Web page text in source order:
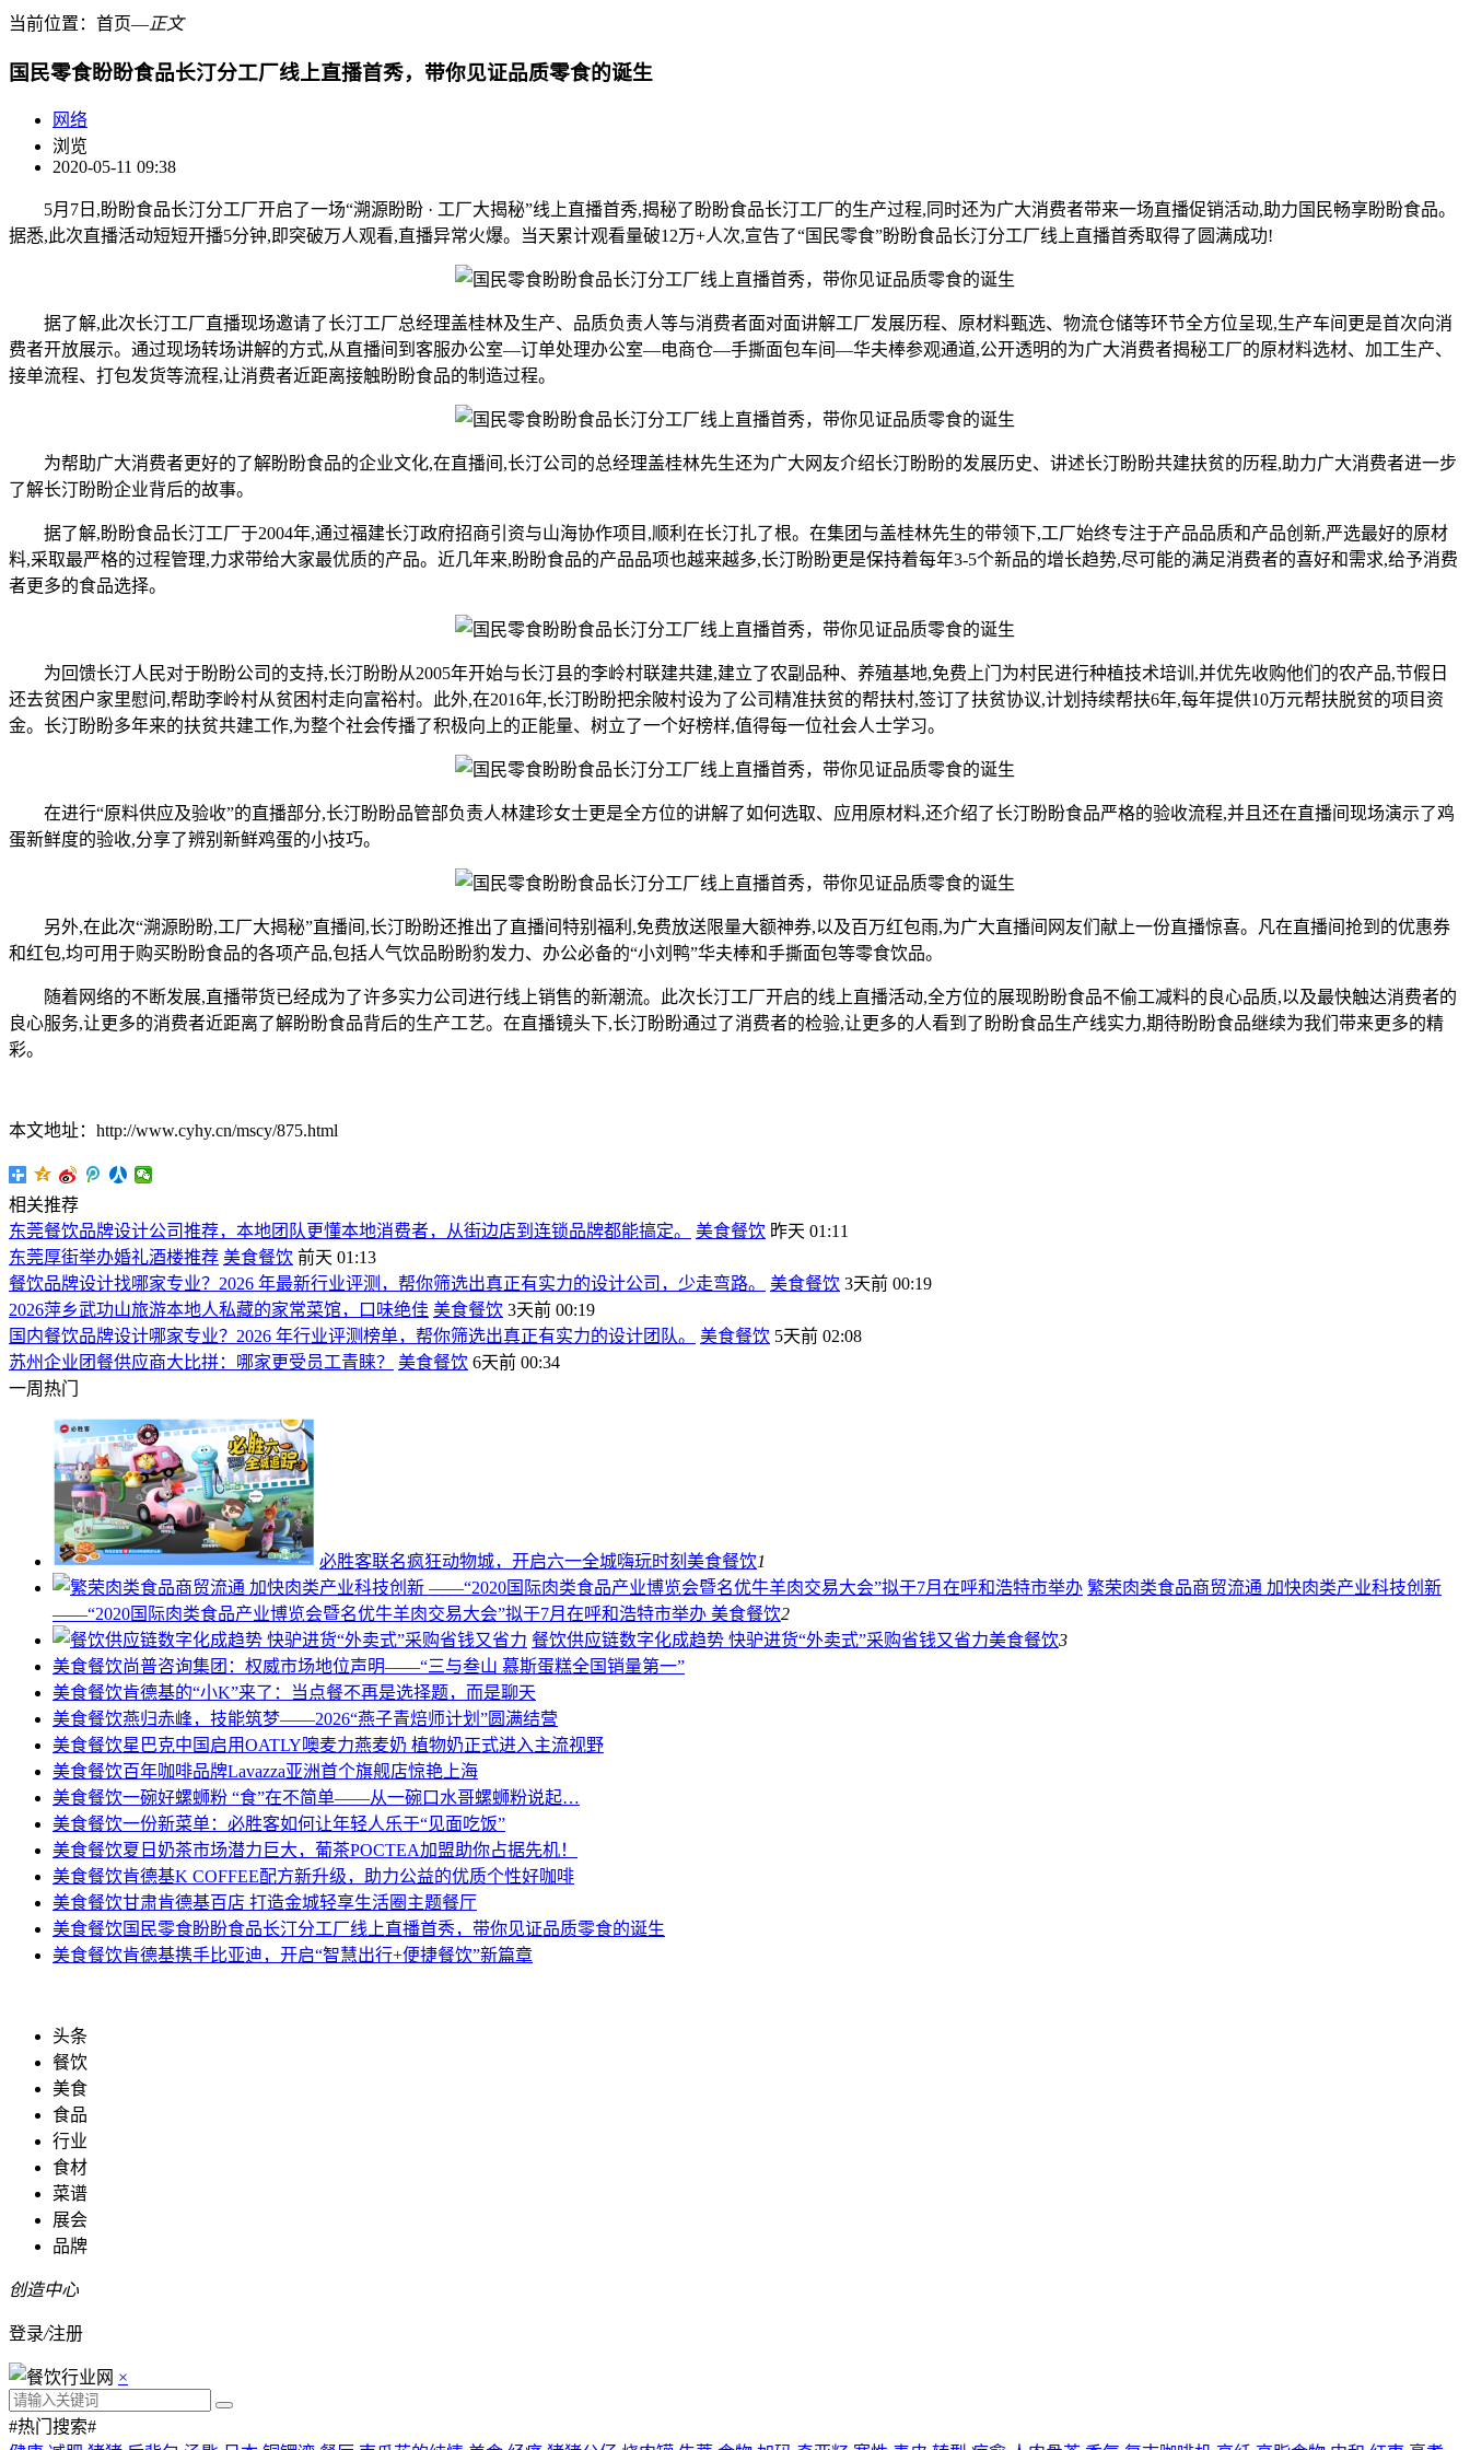
当前位置： 首页―正文
国民零食盼盼食品长汀分工厂线上直播首秀，带你见证品质零食的诞生
网络
浏览
2020-05-11 09:38
5月7日,盼盼食品长汀分工厂开启了一场“溯源盼盼 · 工厂大揭秘”线上直播首秀,揭秘了盼盼食品长汀工厂的生产过程,同时还为广大消费者带来一场直播促销活动,助力国民畅享盼盼食品。
据悉,此次直播活动短短开播5分钟,即突破万人观看,直播异常火爆。当天累计观看量破12万+人次,宣告了“国民零食”盼盼食品长汀分工厂线上直播首秀取得了圆满成功!
据了解,此次长汀工厂直播现场邀请了长汀工厂总经理盖桂林及生产、品质负责人等与消费者面对面讲解工厂发展历程、原材料甄选、物流仓储等环节全方位呈现,生产车间更是首次向消
费者开放展示。通过现场转场讲解的方式,从直播间到客服办公室—订单处理办公室—电商仓—手撕面包车间—华夫棒参观通道,公开透明的为广大消费者揭秘工厂的原材料选材、加工生产、
接单流程、打包发货等流程,让消费者近距离接触盼盼食品的制造过程。
为帮助广大消费者更好的了解盼盼食品的企业文化,在直播间,长汀公司的总经理盖桂林先生还为广大网友介绍长汀盼盼的发展历史、讲述长汀盼盼共建扶贫的历程,助力广大消费者进一步
了解长汀盼盼企业背后的故事。
据了解,盼盼食品长汀工厂于2004年,通过福建长汀政府招商引资与山海协作项目,顺利在长汀扎了根。在集团与盖桂林先生的带领下,工厂始终专注于产品品质和产品创新,严选最好的原材
料,采取最严格的过程管理,力求带给大家最优质的产品。近几年来,盼盼食品的产品品项也越来越多,长汀盼盼更是保持着每年3-5个新品的增长趋势,尽可能的满足消费者的喜好和需求,给予消费
者更多的食品选择。
为回馈长汀人民对于盼盼公司的支持,长汀盼盼从2005年开始与长汀县的李岭村联建共建,建立了农副品种、养殖基地,免费上门为村民进行种植技术培训,并优先收购他们的农产品,节假日
还去贫困户家里慰问,帮助李岭村从贫困村走向富裕村。此外,在2016年,长汀盼盼把余陂村设为了公司精准扶贫的帮扶村,签订了扶贫协议,计划持续帮扶6年,每年提供10万元帮扶脱贫的项目资
金。长汀盼盼多年来的扶贫共建工作,为整个社会传播了积极向上的正能量、树立了一个好榜样,值得每一位社会人士学习。
在进行“原料供应及验收”的直播部分,长汀盼盼品管部负责人林建珍女士更是全方位的讲解了如何选取、应用原材料,还介绍了长汀盼盼食品严格的验收流程,并且还在直播间现场演示了鸡
蛋新鲜度的验收,分享了辨别新鲜鸡蛋的小技巧。
另外,在此次“溯源盼盼,工厂大揭秘”直播间,长汀盼盼还推出了直播间特别福利,免费放送限量大额神券,以及百万红包雨,为广大直播间网友们献上一份直播惊喜。凡在直播间抢到的优惠券
和红包,均可用于购买盼盼食品的各项产品,包括人气饮品盼盼豹发力、办公必备的“小刘鸭”华夫棒和手撕面包等零食饮品。
随着网络的不断发展,直播带货已经成为了许多实力公司进行线上销售的新潮流。此次长汀工厂开启的线上直播活动,全方位的展现盼盼食品不偷工减料的良心品质,以及最快触达消费者的
良心服务,让更多的消费者近距离了解盼盼食品背后的生产工艺。在直播镜头下,长汀盼盼通过了消费者的检验,让更多的人看到了盼盼食品生产线实力,期待盼盼食品继续为我们带来更多的精
彩。
本文地址：http://www.cyhy.cn/mscy/875.html
相关推荐
东莞餐饮品牌设计公司推荐，本地团队更懂本地消费者，从街边店到连锁品牌都能搞定。
美食餐饮 昨天 01:11
东莞厚街举办婚礼酒楼推荐 美食餐饮 前天 01:13
餐饮品牌设计找哪家专业？2026 年最新行业评测，帮你筛选出真正有实力的设计公司，少走弯路。
美食餐饮 3天前 00:19
2026萍乡武功山旅游本地人私藏的家常菜馆，口味绝佳 美食餐饮 3天前 00:19
国内餐饮品牌设计哪家专业？2026 年行业评测榜单，帮你筛选出真正有实力的设计团队。
美食餐饮 5天前 02:08
苏州企业团餐供应商大比拼：哪家更受员工青睐？
美食餐饮 6天前 00:34
一周热门
必胜客联名疯狂动物城，开启六一全城嗨玩时刻 美食餐饮1
繁荣肉类食品商贸流通 加快肉类产业科技创新
——“2020国际肉类食品产业博览会暨名优牛羊肉交易大会”拟于7月在呼和浩特市举办 美食餐饮2
餐饮供应链数字化成趋势 快驴进货“外卖式”采购省钱又省力美食餐饮3
美食餐饮尚普咨询集团：权威市场地位声明——“三与叁山 慕斯蛋糕全国销量第一”
美食餐饮肯德基的“小K”来了：当点餐不再是选择题，而是聊天
美食餐饮燕归赤峰，技能筑梦——2026“燕子青焙师计划”圆满结营
美食餐饮星巴克中国启用OATLY噢麦力燕麦奶 植物奶正式进入主流视野
美食餐饮百年咖啡品牌Lavazza亚洲首个旗舰店惊艳上海
美食餐饮一碗好螺蛳粉 “食”在不简单——从一碗口水哥螺蛳粉说起…
美食餐饮一份新菜单：必胜客如何让年轻人乐于“见面吃饭”
美食餐饮夏日奶茶市场潜力巨大，葡茶POCTEA加盟助你占据先机！
美食餐饮肯德基K COFFEE配方新升级，助力公益的优质个性好咖啡
美食餐饮甘肃肯德基百店 打造金城轻享生活圈主题餐厅
美食餐饮 国民零食盼盼食品长汀分工厂线上直播首秀，带你见证品质零食的诞生
美食餐饮肯德基携手比亚迪，开启“智慧出行+便捷餐饮”新篇章
头条
餐饮
美食
食品
行业
食材
菜谱
展会
品牌
创造中心
登录/注册
×
#热门搜索#